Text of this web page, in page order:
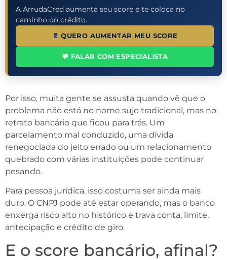
A ArrudaCred aumenta seu score e te coloca no
caminho do crédito.
📄 QUERO AUMENTAR MEU SCORE
💬 FALAR COM ESPECIALISTA
Por isso, muita gente se assusta quando vê que o
problema não está no nome sujo tradicional, mas no
retrato bancário que ficou para trás. Um
parcelamento mal conduzido, uma dívida
renegociada do jeito errado ou um relacionamento
quebrado com várias instituições pode continuar
pesando.
Para pessoa jurídica, isso costuma ser ainda mais
duro. O CNPJ pode até estar operando, mas o banco
enxerga risco alto no histórico e trava conta, limite,
antecipação e crédito de giro.
E o score bancário, afinal?